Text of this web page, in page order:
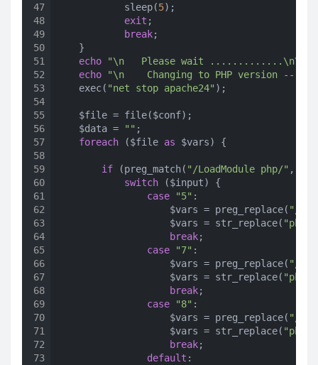
47
48
49
50
51
52
53
54
55
56
57
58
59
60
61
62
63
64
65
66
67
68
69
70
71
72
73
            sleep(
5);
exit ;
break;
    }
echo
"\n   Please wait .............\n\n"
echo
"\n    Changing to PHP version
    exec(
"net stop apache24" );
    $file = file($conf);
    $data =
"" ;
foreach ($file as $vars) {
if (preg_match( "/LoadModule php/" ,
switch ($input) {
case
"5" :
                    $vars = preg_replace(
"/
                    $vars = str_replace(
break;
case
"7" :
                    $vars = preg_replace(
"/
                    $vars = str_replace(
break;
case
"8" :
                    $vars = preg_replace(
"/
                    $vars = str_replace(
break;
default :